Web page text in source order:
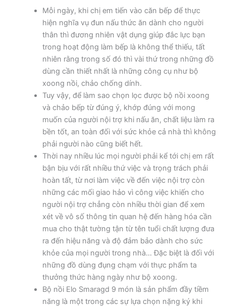
Mỗi ngày, khi chị em tiến vào căn bếp để thực
hiện nghĩa vụ đun nấu thức ăn dành cho người
thân thì đương nhiên vật dụng giúp đắc lực bạn
trong hoạt động làm bếp là không thể thiếu, tất
nhiên rằng trong số đó thì vài thứ trong những đồ
dùng cần thiết nhất là những công cụ như bộ
xoong nồi, chảo chống dính.
Tuy vậy, để làm sao chọn lọc được bộ nồi xoong
và chảo bếp từ đúng ý, khớp đúng với mong
muốn của người nội trợ khi nấu ăn, chất liệu làm ra
bền tốt, an toàn đối với sức khỏe cả nhà thì không
phải người nào cũng biết hết.
Thời nay nhiều lúc mọi người phải kể tới chị em rất
bận bịu với rất nhiều thứ việc và trọng trách phải
hoàn tất, từ nơi làm việc về đến việc nội trợ còn
những các mối giao hảo vì công việc khiến cho
người nội trợ chẳng còn nhiều thời gian để xem
xét về vô số thông tin quan hệ đến hàng hóa cần
mua cho thật tường tận từ tên tuổi chất lượng đưa
ra đến hiệu năng và độ đảm bảo dành cho sức
khỏe của mọi người trong nhà… Đặc biệt là đối với
những đồ dùng đụng chạm với thực phẩm ta
thưởng thức hàng ngày như bộ xoong.
Bộ nồi Elo Smaragd 9 món là sản phẩm đầy tiềm
năng là một trong các sự lựa chọn nặng ký khi